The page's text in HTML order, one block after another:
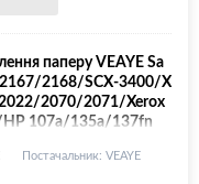
паперу VEAYE Sa
2168/SCX-3400/X
2070/2071/Xerox
107a/135a/137fn
Постачальник: VEAYE